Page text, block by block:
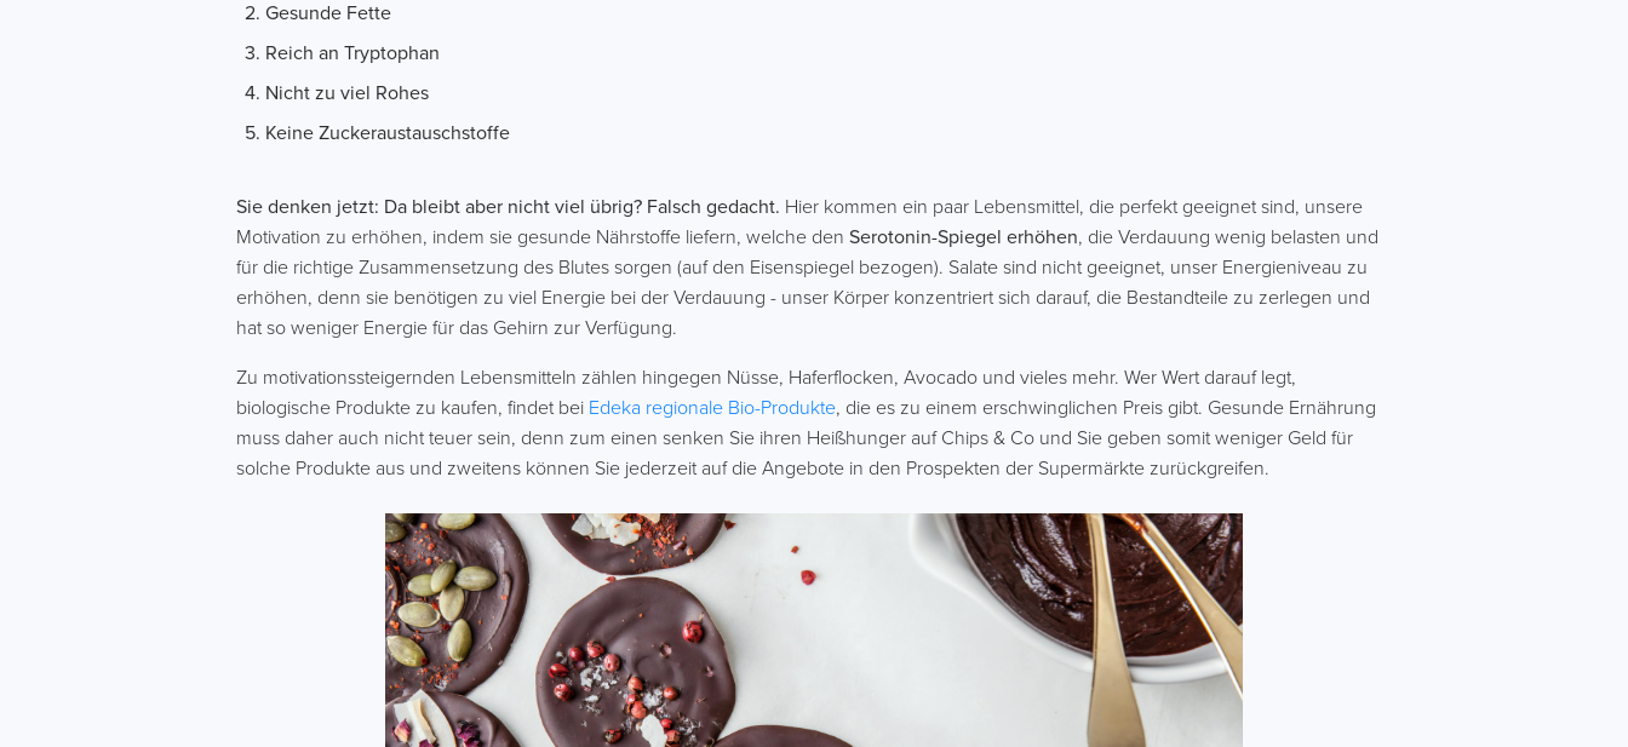
Gesunde Fette
Reich an Tryptophan
Nicht zu viel Rohes
Keine Zuckeraustauschstoffe
Sie denken jetzt: Da bleibt aber nicht viel übrig? Falsch gedacht. Hier kommen ein paar Lebensmittel, die perfekt geeignet sind, unsere
Motivation zu erhöhen, indem sie gesunde Nährstoffe liefern, welche denSerotonin-Spiegel erhöhen, die Verdauung wenig belasten und
für die richtige Zusammensetzung des Blutes sorgen (auf den Eisenspiegel bezogen). Salate sind nicht geeignet, unser Energieniveau zu
erhöhen, denn sie benötigen zu viel Energie bei der Verdauung - unser Körper konzentriert sich darauf, die Bestandteile zu zerlegen und
hat so weniger Energie für das Gehirn zur Verfügung.
Zu motivationssteigernden Lebensmitteln zählen hingegen Nüsse, Haferflocken, Avocado und vieles mehr. Wer Wert darauf legt,
biologische Produkte zu kaufen, findet bei Edeka regionale Bio-Produkte, die es zu einem erschwinglichen Preis gibt. Gesunde Ernährung
muss daher auch nicht teuer sein, denn zum einen senken Sie ihren Heißhunger auf Chips & Co und Sie geben somit weniger Geld für
solche Produkte aus und zweitens können Sie jederzeit auf die Angebote in den Prospekten der Supermärkte zurückgreifen.